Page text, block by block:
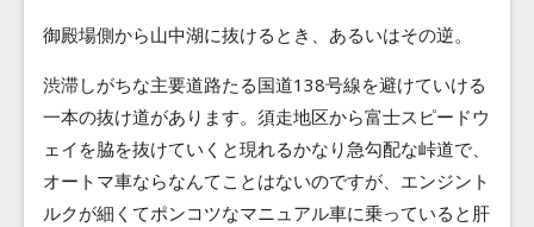
御殿場側から山中湖に抜けるとき、あるいはその逆。
渋滞しがちな主要道路たる国道138号線を避けていける
一本の抜け道があります。須走地区から富士スピードウ
ェイを脇を抜けていくと現れるかなり急勾配な峠道で、
オートマ車ならなんてことはないのですが、エンジント
ルクが細くてポンコツなマニュアル車に乗っていると肝